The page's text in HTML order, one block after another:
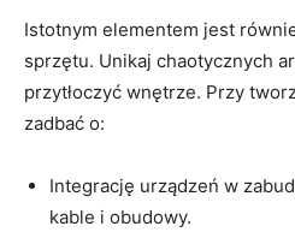
Istotnym elementem jest
sprzętu. Unikaj chaotycznych
przytłoczyć wnętrze. Przy
zadbać ​o:
Integrację ⁤urządzeń ⁤w
kable i ⁤obudowy.